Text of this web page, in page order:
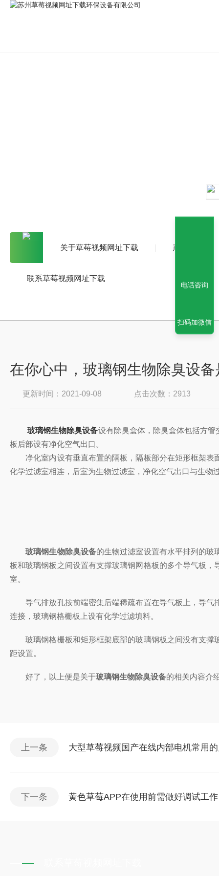
关于草莓视频网址下载 产品中心
联系草莓视频网址下载
在你心中，玻璃钢生物除臭设
更新时间：2021-09-08 点击次数：2913
玻璃钢生物除臭设备设有除臭盒体，除臭盒体包括方管
板后部设有净化空气出口。
净化室内设有垂直布置的隔板，隔板部分在矩形框架表面
化学过滤室相连，后室为生物过滤室，净化空气出口与生物过滤
玻璃钢生物除臭设备的生物过滤室设置有水平排列的玻璃
板和玻璃钢板之间设置有支撑玻璃钢网格板的多个导气板
室。
导气排放孔按前端密集后端稀疏布置在导气板上，导气
连接，玻璃钢格栅板上设有化学过滤填料。
玻璃钢格栅板和矩形框架底部的玻璃钢板之间没有支撑玻璃
距设置。
好了，以上便是关于玻璃钢生物除臭设备的相关内容介绍了
上一条 大型草莓视频国产在线内部电机常用
下一条 黄色草莓APP在使用前需做好调试工作
电话咨询
扫码加微信